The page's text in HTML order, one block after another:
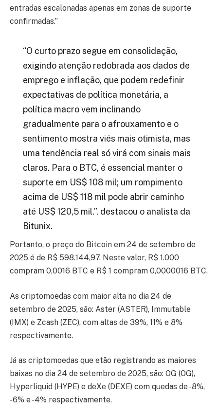
entradas escalonadas apenas em zonas de suporte
confirmadas.”
“O curto prazo segue em consolidação,
exigindo atenção redobrada aos dados de
emprego e inflação, que podem redefinir
expectativas de política monetária, a
política macro vem inclinando
gradualmente para o afrouxamento e o
sentimento mostra viés mais otimista, mas
uma tendência real só virá com sinais mais
claros. Para o BTC, é essencial manter o
suporte em US$ 108 mil; um rompimento
acima de US$ 118 mil pode abrir caminho
até US$ 120,5 mil.”, destacou o analista da
Bitunix.
Portanto, o preço do Bitcoin em 24 de setembro de
2025 é de R$ 598.144,97. Neste valor, R$ 1.000
compram 0,0016 BTC e R$ 1 compram 0,0000016 BTC.
As criptomoedas com maior alta no dia 24 de
setembro de 2025, são: Aster (ASTER), Immutable
(IMX) e Zcash (ZEC), com altas de 39%, 11% e 8%
respectivamente.
Já as criptomoedas que etão registrando as maiores
baixas no dia 24 de setembro de 2025, são: OG (OG),
Hyperliquid (HYPE) e deXe (DEXE) com quedas de -8%,
-6% e -4% respectivamente.